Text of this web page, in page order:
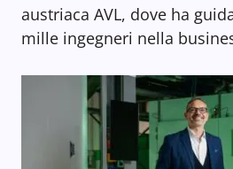
austriaca AVL, dove ha
mille ingegneri nella